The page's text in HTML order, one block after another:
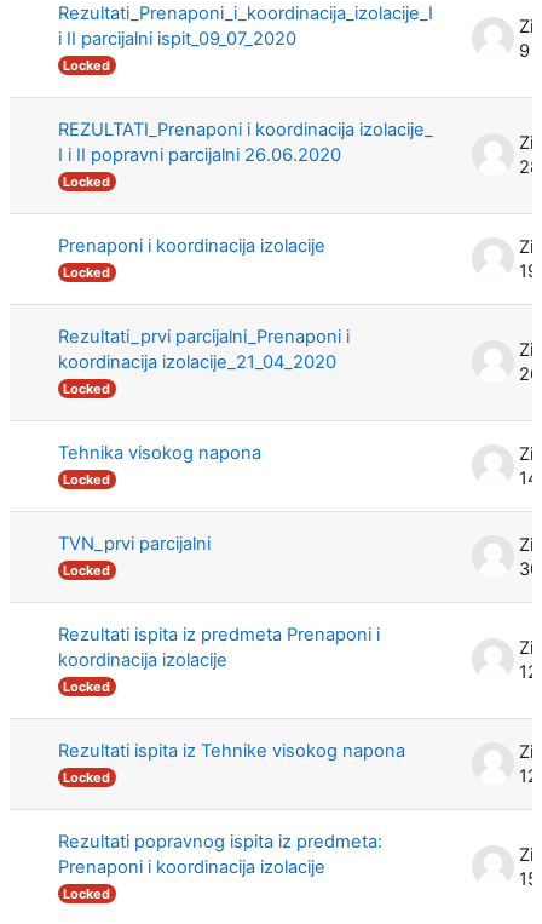
Rezultati_Prenaponi_i_koordinacija_izolacije_I
i II parcijalni ispit_09_07_2020
Locked
9
REZULTATI_Prenaponi i koordinacija izolacije_
I i II popravni parcijalni 26.06.2020
Locked
Prenaponi i koordinacija izolacije
Locked
Rezultati_prvi parcijalni_Prenaponi i
koordinacija izolacije_21_04_2020
Locked
Tehnika visokog napona
Locked
TVN_prvi parcijalni
Locked
Rezultati ispita iz predmeta Prenaponi i
koordinacija izolacije
Locked
Rezultati ispita iz Tehnike visokog napona
Locked
Rezultati popravnog ispita iz predmeta:
Prenaponi i koordinacija izolacije
Locked